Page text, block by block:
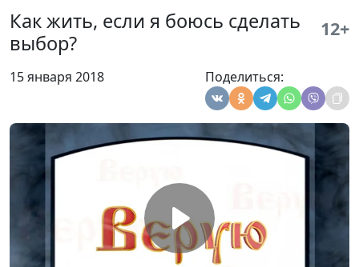
Как жить, если я боюсь сделать
выбор?
12+
15 января 2018 Поделиться:
Зачем нужно
послушание?
Александр Аппак,
#385
Духовное возрастание
Александр Аппак,
священнослужитель
#384
Духовное возрастание
(первая часть)
Александр Аппак,
священнослужитель
#383
«По обетованию -
наследники»
Александр Аппак,
священнослужитель
Как следовать за
Христом?
Александр Аппак,
священнослужитель